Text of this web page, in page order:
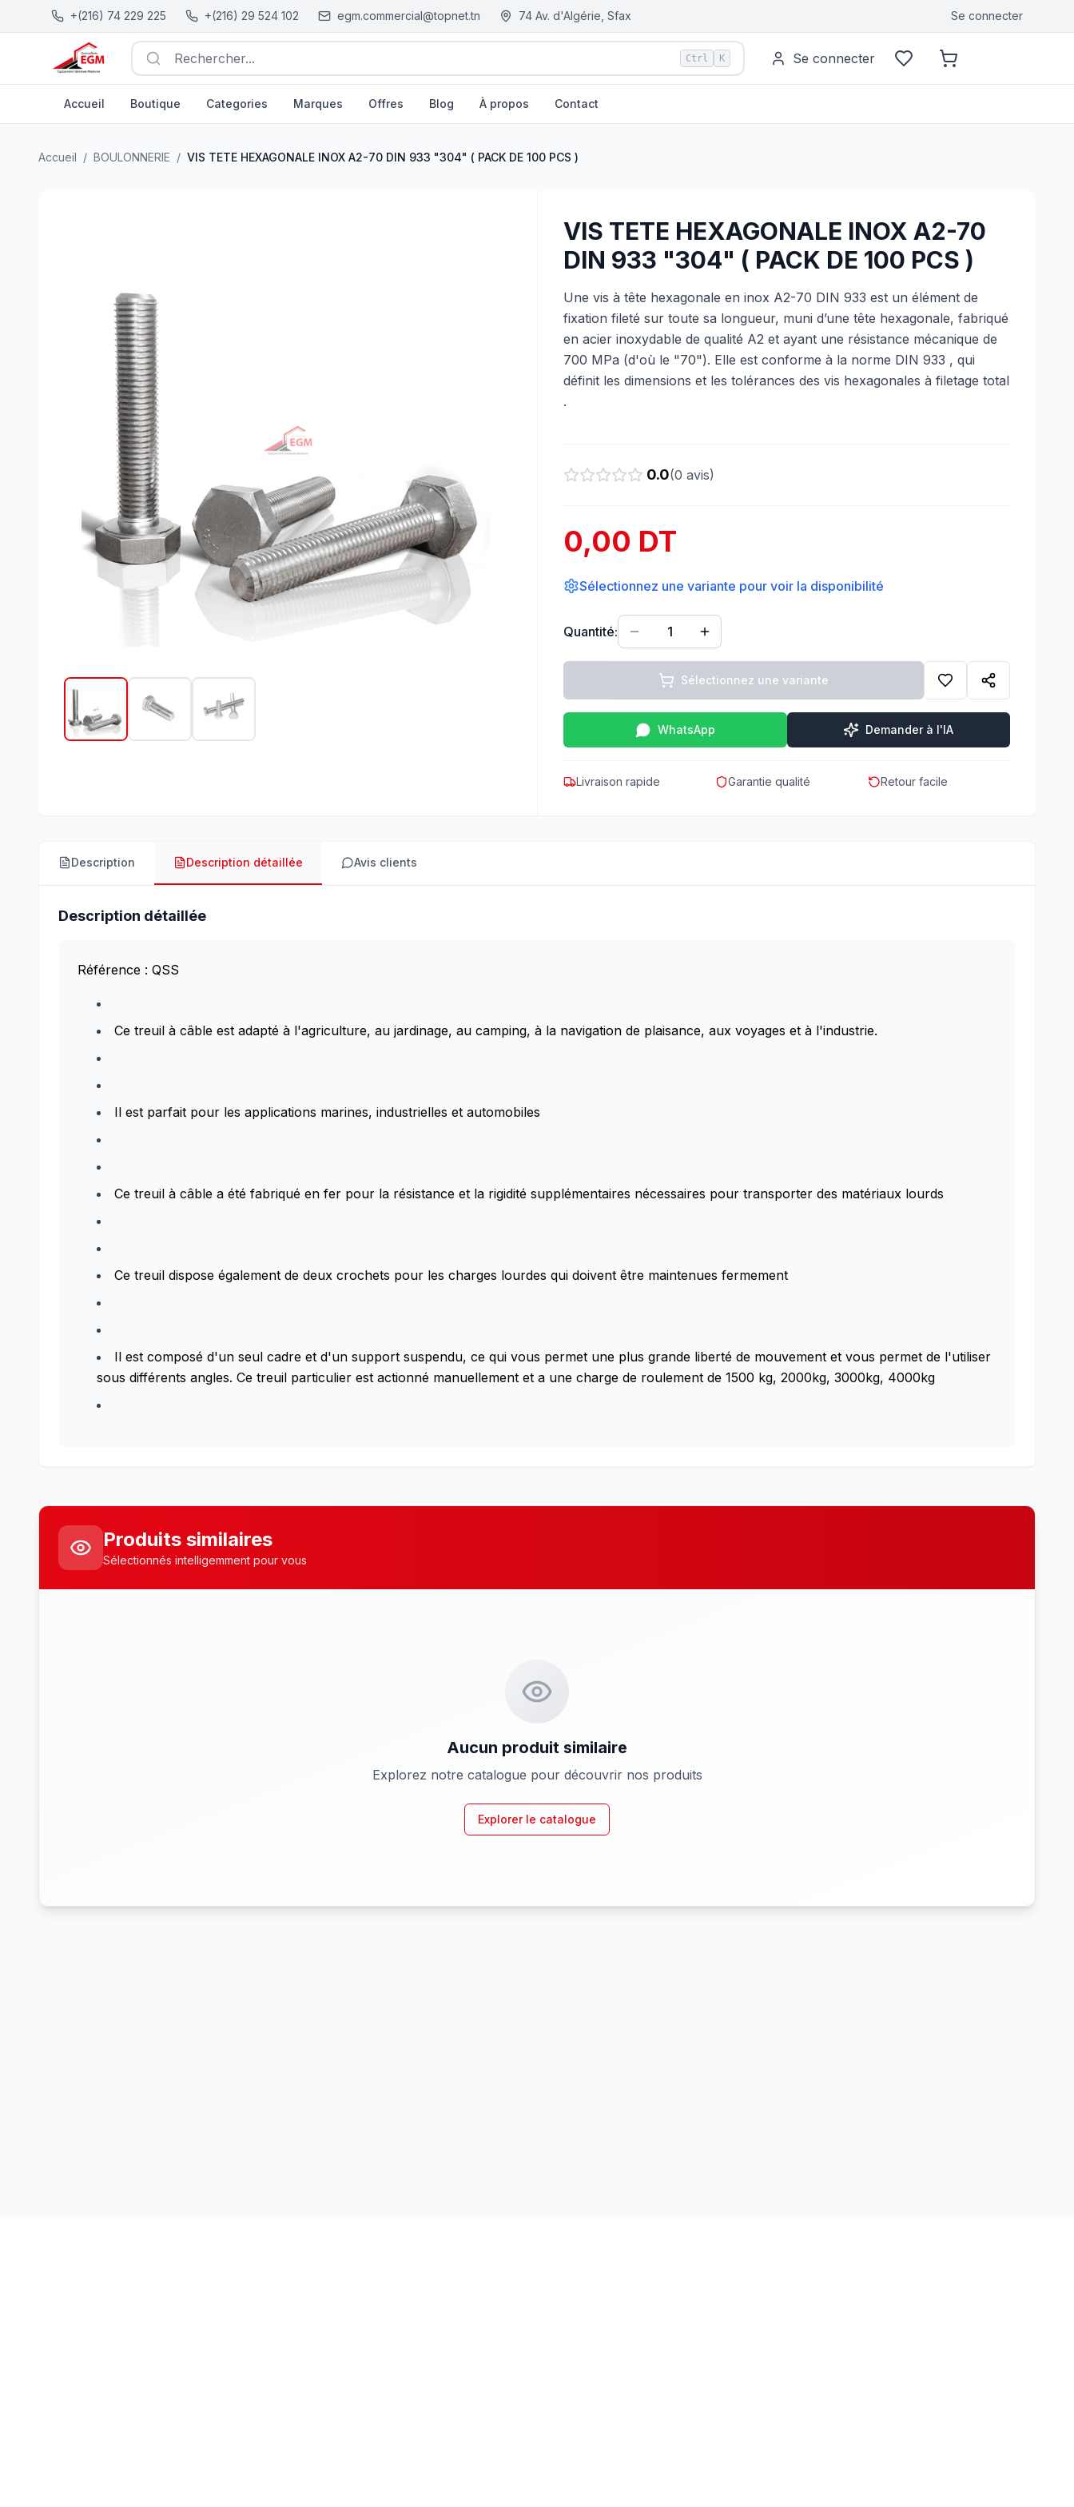
+(216) 74 229 225 +(216) 29 524 102 egm.commercial@topnet.tn 74 Av. d'Algérie, Sfax Se connecter
Rechercher... Ctrl K Se connecter
Accueil Boutique Categories Marques Offres Blog À propos Contact
Accueil / BOULONNERIE / VIS TETE HEXAGONALE INOX A2-70 DIN 933 "304" ( PACK DE 100 PCS )
VIS TETE HEXAGONALE INOX A2-70
DIN 933 "304" ( PACK DE 100 PCS )
Une vis à tête hexagonale en inox A2-70 DIN 933 est un élément de
fixation fileté sur toute sa longueur, muni d’une tête hexagonale, fabriqué
en acier inoxydable de qualité A2 et ayant une résistance mécanique de
700 MPa (d'où le "70"). Elle est conforme à la norme DIN 933 , qui
définit les dimensions et les tolérances des vis hexagonales à filetage total
.
0.0(0 avis)
0,00 DT
Sélectionnez une variante pour voir la disponibilité
Quantité: 1
Sélectionnez une variante
WhatsApp Demander à l'IA
Livraison rapide Garantie qualité Retour facile
Description Description détaillée Avis clients
Description détaillée
Référence : QSS
Ce treuil à câble est adapté à l'agriculture, au jardinage, au camping, à la navigation de plaisance, aux voyages et à l'industrie.
Il est parfait pour les applications marines, industrielles et automobiles
Ce treuil à câble a été fabriqué en fer pour la résistance et la rigidité supplémentaires nécessaires pour transporter des matériaux lourds
Ce treuil dispose également de deux crochets pour les charges lourdes qui doivent être maintenues fermement
Il est composé d'un seul cadre et d'un support suspendu, ce qui vous permet une plus grande liberté de mouvement et vous permet de l'utiliser
sous différents angles. Ce treuil particulier est actionné manuellement et a une charge de roulement de 1500 kg, 2000kg, 3000kg, 4000kg
Produits similaires
Sélectionnés intelligemment pour vous
Aucun produit similaire
Explorez notre catalogue pour découvrir nos produits
Explorer le catalogue